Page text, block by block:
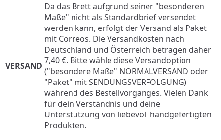
VERSAND
Da das Brett aufgrund seiner "besonderen
Maße" nicht als Standardbrief versendet
werden kann, erfolgt der Versand als Paket
mit Correos. Die Versandkosten nach
Deutschland und Österreich betragen daher
7,40 €. Bitte wähle diese Versandoption
("besondere Maße" NORMALVERSAND oder
"Paket" mit SENDUNGSVERFOLGUNG)
während des Bestellvorganges. Vielen Dank
für dein Verständnis und deine
Unterstützung von liebevoll handgefertigten
Produkten.